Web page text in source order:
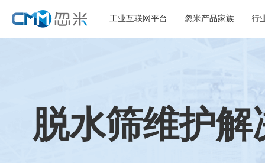
工业互联网平台 忽米产品家族 行
脱水筛维护解